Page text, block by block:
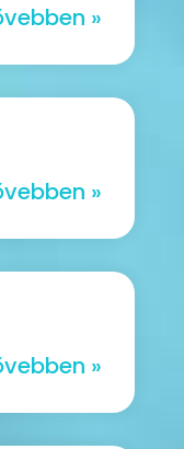
»
»
»